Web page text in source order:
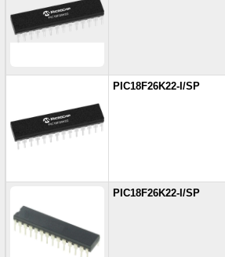
PIC18F26K22-I/SP
PIC18F26K22-I/SP